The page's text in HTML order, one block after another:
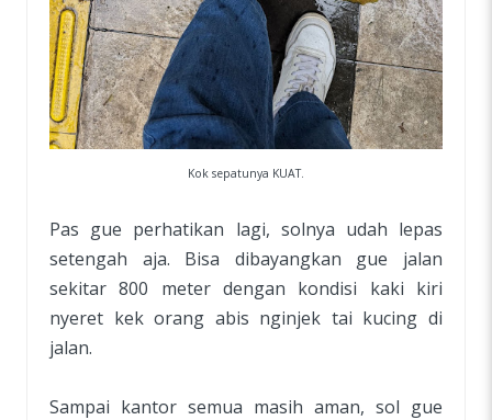
Kok sepatunya KUAT.
Pas gue perhatikan lagi, solnya udah lepas
setengah aja. Bisa dibayangkan gue jalan
sekitar 800 meter dengan kondisi kaki kiri
nyeret kek orang abis nginjek tai kucing di
jalan.
Sampai kantor semua masih aman, sol gue